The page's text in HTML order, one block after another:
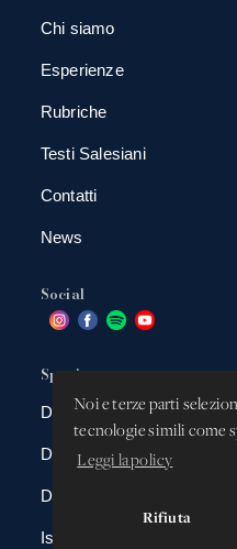
Noi e terze parti
tecnologie simili come
Leggi la policy
Rifiuta
Chi siamo
Esperienze
Rubriche
Testi Salesiani
Contatti
News
Social
Spazio app
DBAnima
DBContest
DBDrive
Iscrizioni